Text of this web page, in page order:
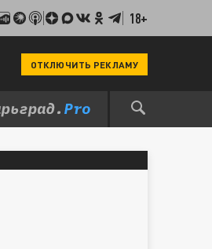
18+
ОТКЛЮЧИТЬ РЕКЛАМУ